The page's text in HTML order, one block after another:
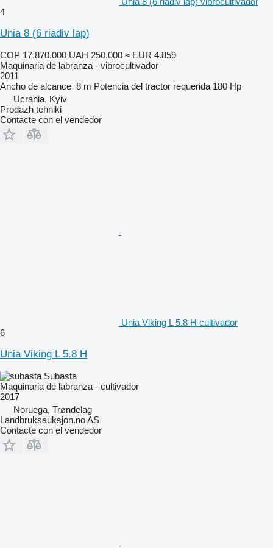
4
Unia 8 (6 riadiv lap)
COP 17.870.000 UAH 250.000 ≈ EUR 4.859
Maquinaria de labranza - vibrocultivador
2011
Ancho de alcance 8 m Potencia del tractor requerida 180 Hp
Ucrania, Kyiv
Prodazh tehniki
Contacte con el vendedor
Unia Viking L 5.8 H cultivador
6
Unia Viking L 5.8 H
Subasta
Maquinaria de labranza - cultivador
2017
Noruega, Trøndelag
Landbruksauksjon.no AS
Contacte con el vendedor